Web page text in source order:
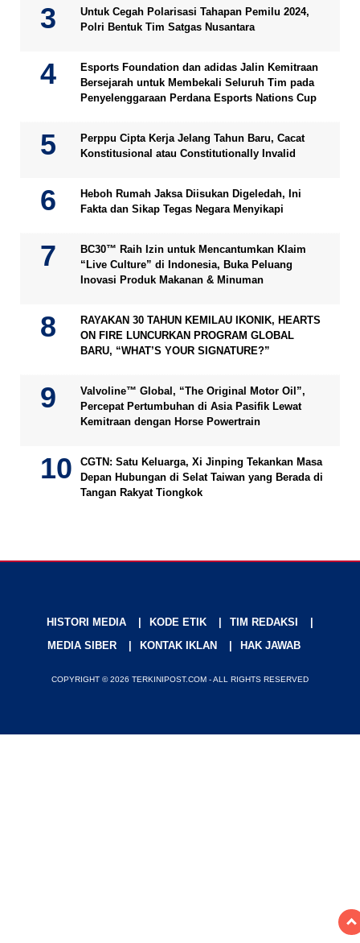
Untuk Cegah Polarisasi Tahapan Pemilu 2024,
Polri Bentuk Tim Satgas Nusantara
Esports Foundation dan adidas Jalin Kemitraan
Bersejarah untuk Membekali Seluruh Tim pada
Penyelenggaraan Perdana Esports Nations Cup
Perppu Cipta Kerja Jelang Tahun Baru, Cacat
Konstitusional atau Constitutionally Invalid
Heboh Rumah Jaksa Diisukan Digeledah, Ini
Fakta dan Sikap Tegas Negara Menyikapi
BC30™ Raih Izin untuk Mencantumkan Klaim
“Live Culture” di Indonesia, Buka Peluang
Inovasi Produk Makanan & Minuman
RAYAKAN 30 TAHUN KEMILAU IKONIK, HEARTS
ON FIRE LUNCURKAN PROGRAM GLOBAL
BARU, “WHAT’S YOUR SIGNATURE?”
Valvoline™ Global, “The Original Motor Oil”,
Percepat Pertumbuhan di Asia Pasifik Lewat
Kemitraan dengan Horse Powertrain
CGTN: Satu Keluarga, Xi Jinping Tekankan Masa
Depan Hubungan di Selat Taiwan yang Berada di
Tangan Rakyat Tiongkok
HISTORI MEDIA KODE ETIK
TIM REDAKSI
MEDIA SIBER
KONTAK IKLAN HAK JAWAB
COPYRIGHT © 2026 TERKINIPOST.COM - ALL RIGHTS RESERVED